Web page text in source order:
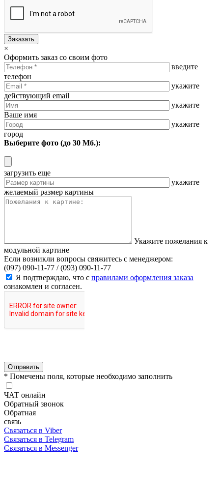
Заказать
×
Оформить заказ со своим фото
введите
телефон
укажите
действующий email
укажите
Ваше имя
укажите
город
Выберите фото (до 30 Мб.):
загрузить еще
укажите
желаемый размер картины
Укажите пожелания к
модульной картине
Если возникли вопросы свяжитесь с менеджером:
(097) 090-11-77 /(093) 090-11-77
Я подтверждаю, что с правилами оформления заказа
ознакомлен и согласен.
Отправить
* Помечены поля, которые необходимо заполнить
ЧАТ онлайн
Обратный звонок
Обратная
связь
Связаться в Viber
Связаться в Telegram
Связаться в Messenger